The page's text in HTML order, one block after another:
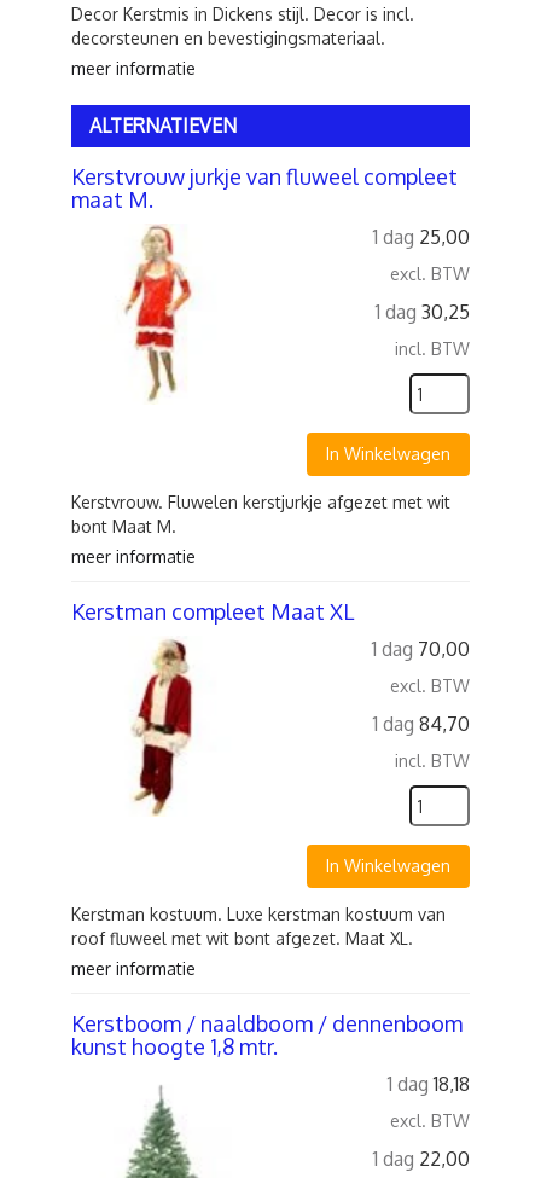
Decor Kerstmis in Dickens stijl. Decor is incl.
decorsteunen en bevestigingsmateriaal.
meer informatie
ALTERNATIEVEN
Kerstvrouw jurkje van fluweel compleet
maat M.
1 dag 25,00
excl. BTW
1 dag 30,25
incl. BTW
In Winkelwagen
Kerstvrouw. Fluwelen kerstjurkje afgezet met wit
bont Maat M.
meer informatie
Kerstman compleet Maat XL
1 dag 70,00
excl. BTW
1 dag 84,70
incl. BTW
In Winkelwagen
Kerstman kostuum. Luxe kerstman kostuum van
roof fluweel met wit bont afgezet. Maat XL.
meer informatie
Kerstboom / naaldboom / dennenboom
kunst hoogte 1,8 mtr.
1 dag 18,18
excl. BTW
1 dag 22,00